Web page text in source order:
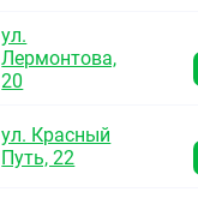
ул.
Лермонтова,
20
ул. Красный
Путь, 22